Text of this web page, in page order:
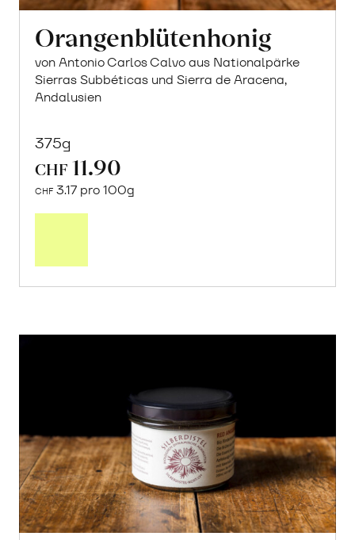
Orangenblütenhonig
von Antonio Carlos Calvo aus Nationalpärke
Sierras Subbéticas und Sierra de Aracena,
Andalusien
375g
CHF 11.90
CHF 3.17 pro 100g